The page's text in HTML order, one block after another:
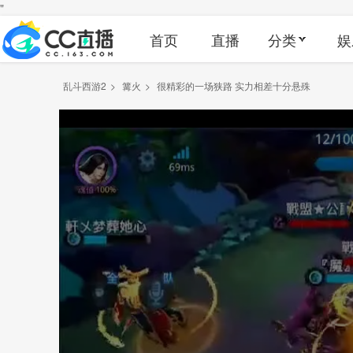
"
首页 直播 分类
乱斗西游2 > 篝火 > 很精彩的一场狭路 实力相差十分悬殊